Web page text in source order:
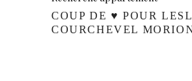
COUP DE ♥️ POUR
COURCHEVEL